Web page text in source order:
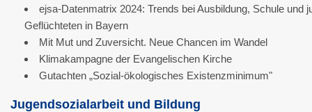
ejsa-Datenmatrix 2024: Trends bei Ausbildung, Schule und
Geflüchteten in Bayern
Mit Mut und Zuversicht. Neue Chancen im Wandel
Klimakampagne der Evangelischen Kirche
Gutachten „Sozial-ökologisches Existenzminimum"
Jugendsozialarbeit und Bildung